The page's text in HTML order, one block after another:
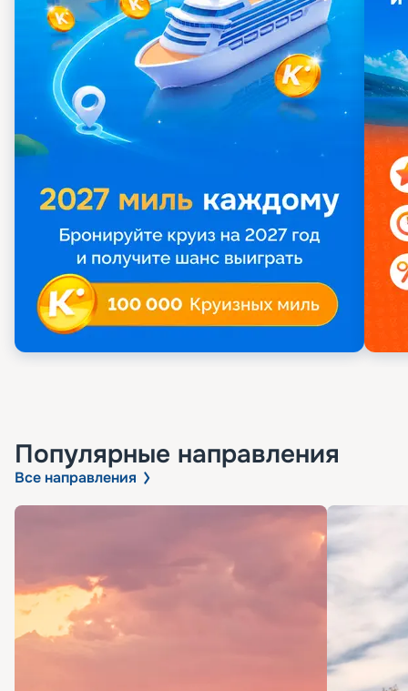
Популярные направления
Все направления